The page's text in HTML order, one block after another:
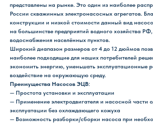
представлены на рынке. Это один из наиболее
России скважинных электронасосных агрегатов.
конструкции и низкой стоимости данный вид
на большинстве предприятий водного хозяйства
водоснабжения населённых пунктов.
Широкий диапазон размеров от 4 до 12 дюймов
наиболее подходящие для наших потребителей
экономить энергию, уменьшать эксплуатационные
воздействие на окружающую среду.
Преимущества Насосов ЭЦВ:
— Простота установки и эксплуатации
— Применение электродвигателя и насосной части
эксплуатации без охлаждающего кожуха
— Возможность разборки/сборки насоса при